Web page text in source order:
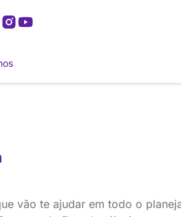
vão te ajudar em todo o